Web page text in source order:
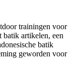
trainingen voor
batik artikelen, een
batik
geworden voor